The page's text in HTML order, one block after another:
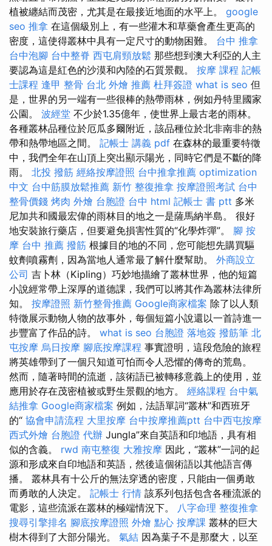
植被纏結而茂密，尤其是在最接近地面的水平上。 google
seo 推拿 在這個級別上，有一些灌木和草藥會產生更高的
密度，這使得叢林中具有一定尺寸的動物困難。 台中 推拿
台中泡腳 台中整脊 西屯肩頸放鬆 那些想到澳大利亞的人主
要認為這是紅色的沙漠和內陸的石質景觀。 按摩 課程 記帳
士課程 逢甲 整骨 台北 外燴 推薦 杜拜簽證 what is seo 但
是，世界的另一端有一些很棒的熱帶雨林，例如丹特里國家
公園。 波經堂 不少於1.35億年，使世界上最古老的雨林。
各種叢林品種位於厄瓜多爾附近，該品種位於北非南非的熱
帶和熱帶地區之間。 記帳士 講義 pdf 在森林的最重要特徵
中，我們全年在山頂上突出顯示陽光，同時它們是不斷的降
雨。 北投 撥筋 經絡按摩證照 台中推拿推薦 optimization
中文 台中筋膜放鬆推薦 新竹 整復推拿 按摩證照考試 台中
整骨價錢 烤肉 外燴 台胞證 台中 html 記帳士 書 ptt 多米
尼加共和國最宏偉的雨林目的地之一是薩馬納半島。 很好
地安裝旅行藥店，但要避免損害性質的“化學炸彈”。 腳 按
摩 台中 推薦 撥筋 根據目的地的不同，您可能想先購買驅
蚊劑噴霧劑，因為當地人通常最了解什麼幫助。 外商設立
公司 吉卜林（Kipling）巧妙地描繪了叢林世界，他的短篇
小說經常帶上深厚的道德課，我們可以將其作為叢林法律所
知。 按摩證照 新竹整骨推薦 Google商家檔案 除了以人類
特徵展示動物人物的故事外，每個短篇小說還以一首詩進一
步豐富了作品的詩。 what is seo 台胞證 落地簽 撥筋筆 北
屯按摩 烏日按摩 腳底按摩課程 事實證明，這段危險的旅程
將英雄帶到了一個只知道可怕而令人恐懼的傳奇的荒島。
然而，隨著時間的流逝，該術語已被轉移意義上的使用，並
應用於存在茂密植被或野生景觀的地方。 經絡課程 台中氣
結推拿 Google商家檔案 例如，法語單詞“叢林”和西班牙
的“ 協會申請流程 大里按摩 台中按摩推薦ptt 台中西屯按摩
西式外燴 台胞證 代辦 Jungla”來自英語和印地語，具有相
似的含義。 rwd 南屯整復 大雅按摩 因此，“叢林”一詞的起
源和形成來自印地語和英語，然後這個術語以其他語言傳
播。 叢林具有十公斤的無法穿透的密度，只能由一個勇敢
而勇敢的人決定。 記帳士 行情 該系列包括包含各種流派的
電影，這些流派在叢林的極端情況下。 八字命理 整復推拿
搜尋引擎排名 腳底按摩證照 外燴 點心 按摩課 叢林的巨大
樹木得到了大部分陽光。 氣結 因為葉子不是那麼大，以至